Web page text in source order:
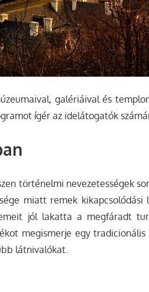
galériáival és
ígér az idelátogatók
történelmi nevezetességek
miatt remek kikapcsolódási
jól lakatta a megfáradt
megismerje egy tradicionális
látnivalókat.